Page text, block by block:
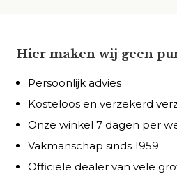
Hier maken wij geen
Persoonlijk advies
Kosteloos en verzekerd
Onze winkel 7 dagen per
Vakmanschap sinds 1959
Officiële dealer van vele